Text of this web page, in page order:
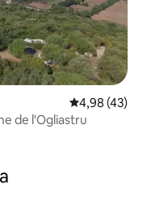
4,98 av 5 i
4,98 (43)
de l'Ogliastru